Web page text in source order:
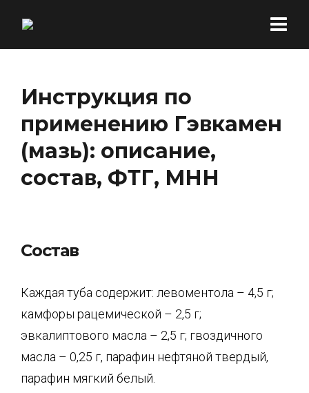
Инструкция по
применению Гэвкамен
(мазь): описание,
состав, ФТГ, МНН
Состав
Каждая туба содержит: левоментола – 4,5 г;
камфоры рацемической – 2,5 г;
эвкалиптового масла – 2,5 г; гвоздичного
масла – 0,25 г, парафин нефтяной твердый,
парафин мягкий белый.